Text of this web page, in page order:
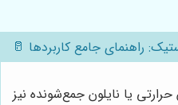
راهنمای جامع کاربردها 🥛
یا نایلون جمع‌شونده نیز